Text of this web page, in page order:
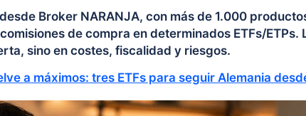
Broker NARANJA, con más de 1.000
de compra en determinados ETFs/ETPs.
sino en costes, fiscalidad y riesgos.
a máximos: tres ETFs para seguir Alemania